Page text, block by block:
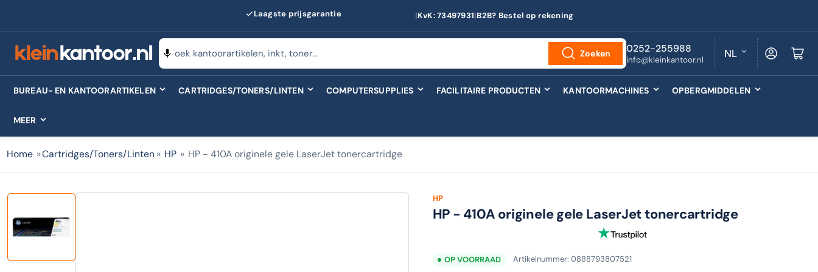
Laagste prijsgarantie |KvK: 73497931|B2B? Bestel op rekening
Zoeken
naar
producten
Zoeken 0252-255988
info@kleinkantoor.nl
T
a
a
NL Log in
BUREAU- EN KANTOORARTIKELEN CARTRIDGES/TONERS/LINTEN COMPUTERSUPPLIES FACILITAIRE PRODUCTEN KANTOORMACHINES OPBERGMIDDELEN
MEER
Home »Cartridges/Toners/Linten » HP » HP - 410A originele gele LaserJet tonercartridge
Laad
in
HP
HP - 410A originele gele LaserJet tonercartridge
OP VOORRAAD Artikelnummer: 0888793807521